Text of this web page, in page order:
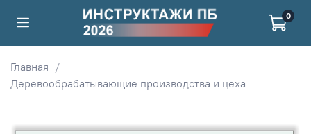
0
Главная
Деревообрабатывающие производства и цеха